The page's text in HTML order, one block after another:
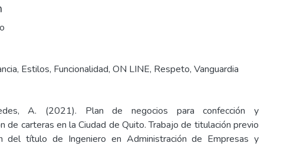
, Estilos, Funcionalidad, ON LINE, Respeto, Vanguardia
A. (2021). Plan de negocios para confección y
de carteras en la Ciudad de Quito. Trabajo de titulación previo
del título de Ingeniero en Administración de Empresas y